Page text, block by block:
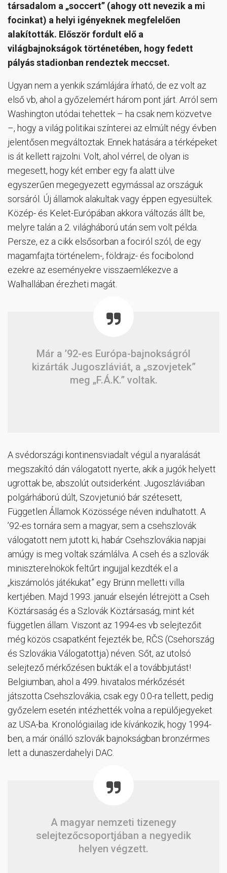
társadalom a „soccert” (ahogy ott nevezik a mi
focinkat) a helyi igényeknek megfelelően
alakították. Először fordult elő a
világbajnokságok történetében, hogy fedett
pályás stadionban rendeztek meccset.
Ugyan nem a yenkik számlájára írható, de ez volt az
első vb, ahol a győzelemért három pont járt. Arról sem
Washington utódai tehettek – ha csak nem közvetve
–, hogy a világ politikai színterei az elmúlt négy évben
jelentősen megváltoztak. Ennek hatására a térképeket
is át kellett rajzolni. Volt, ahol vérrel, de olyan is
megesett, hogy két ember egy fa alatt ülve
egyszerűen megegyezett egymással az országuk
sorsáról. Új államok alakultak vagy éppen egyesültek.
Közép- és Kelet-Európában akkora változás állt be,
melyre talán a 2. világháború után sem volt példa.
Persze, ez a cikk elsősorban a fociról szól, de egy
magamfajta történelem-, földrajz- és focibolond
ezekre az eseményekre visszaemlékezve a
Walhallában érezheti magát.
Már a ’92-es Európa-bajnokságról
kizárták Jugoszláviát, a „szovjetek”
meg „F.Á.K.” voltak.
A svédországi kontinensviadalt végül a nyaralását
megszakító dán válogatott nyerte, akik a jugók helyett
ugrottak be, abszolút outsiderként. Jugoszláviában
polgárháború dúlt, Szovjetunió bár szétesett,
Független Államok Közössége néven indulhatott. A
’92-es tornára sem a magyar, sem a csehszlovák
válogatott nem jutott ki, habár Csehszlovákia napjai
amúgy is meg voltak számlálva. A cseh és a szlovák
miniszterelnökök feltűrt ingujjal kezdték el a
„kiszámolós játékukat” egy Brünn melletti villa
kertjében. Majd 1993. január elsején létrejött a Cseh
Köztársaság és a Szlovák Köztársaság, mint két
független állam. Viszont az 1994-es vb selejtezőit
még közös csapatként fejezték be, RČS (Csehország
és Szlovákia Válogatottja) néven. Sőt, az utolsó
selejtező mérkőzésen bukták el a továbbjutást!
Belgiumban, ahol a 499. hivatalos mérkőzését
játszotta Csehszlovákia, csak egy 0:0-ra tellett, pedig
győzelem esetén intézhették volna a repülőjegyeket
az USA-ba. Kronológiailag ide kívánkozik, hogy 1994-
ben, a már önálló szlovák bajnokságban bronzérmes
lett a dunaszerdahelyi DAC.
A magyar nemzeti tizenegy
selejtezőcsoportjában a negyedik
helyen végzett.